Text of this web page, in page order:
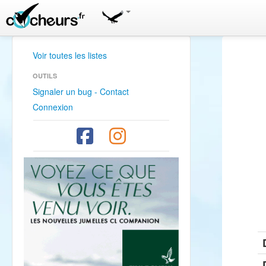
Voir toutes les listes
OUTILS
Signaler un bug - Contact
Connexion